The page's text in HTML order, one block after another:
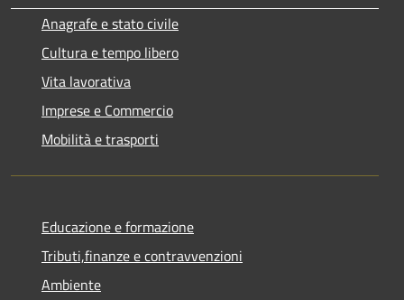
Anagrafe e stato civile
Cultura e tempo libero
Vita lavorativa
Imprese e Commercio
Mobilità e trasporti
Educazione e formazione
Tributi,finanze e contravvenzioni
Ambiente